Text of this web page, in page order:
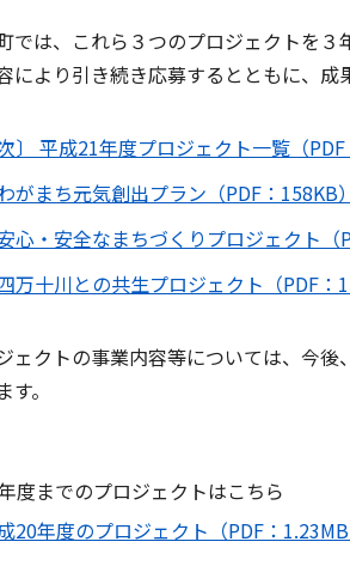
では、これら３つのプロジェクトを３
により引き続き応募するとともに、成
次〕 平成21年度プロジェクト一覧（PDF
がまち元気創出プラン（PDF：158KB）
心・安全なまちづくりプロジェクト（
万十川との共生プロジェクト（PDF：
ェクトの事業内容等については、今
。
度までのプロジェクトはこちら
20年度のプロジェクト（PDF：1.23MB